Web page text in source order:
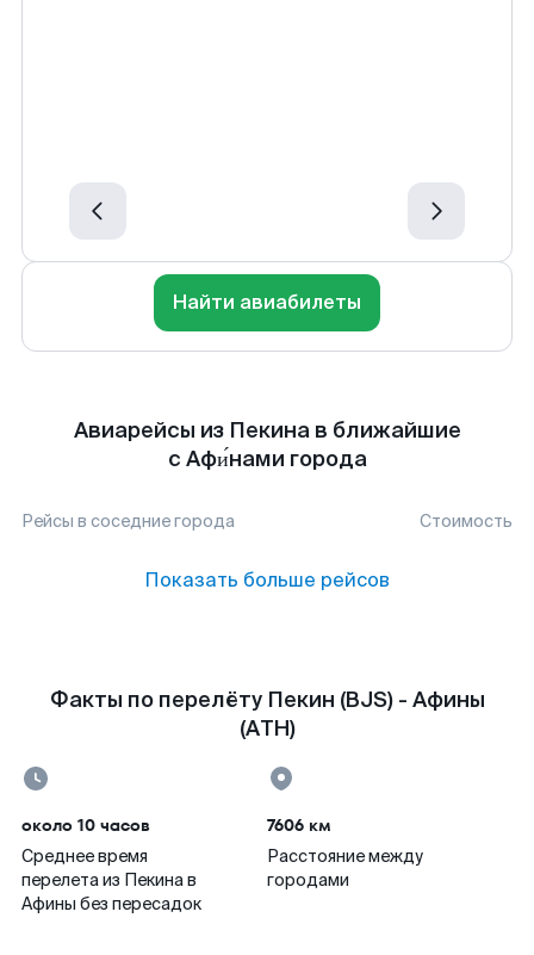
Найти авиабилеты
Авиарейсы из Пекина в ближайшие
с Афи́нами города
Рейсы в соседние города Стоимость
Показать больше рейсов
Факты по перелёту Пекин (BJS) - Афины
(ATH)
около 10 часов
Среднее время
перелета из Пекина в
Афины без пересадок
7606 км
Расстояние между
городами